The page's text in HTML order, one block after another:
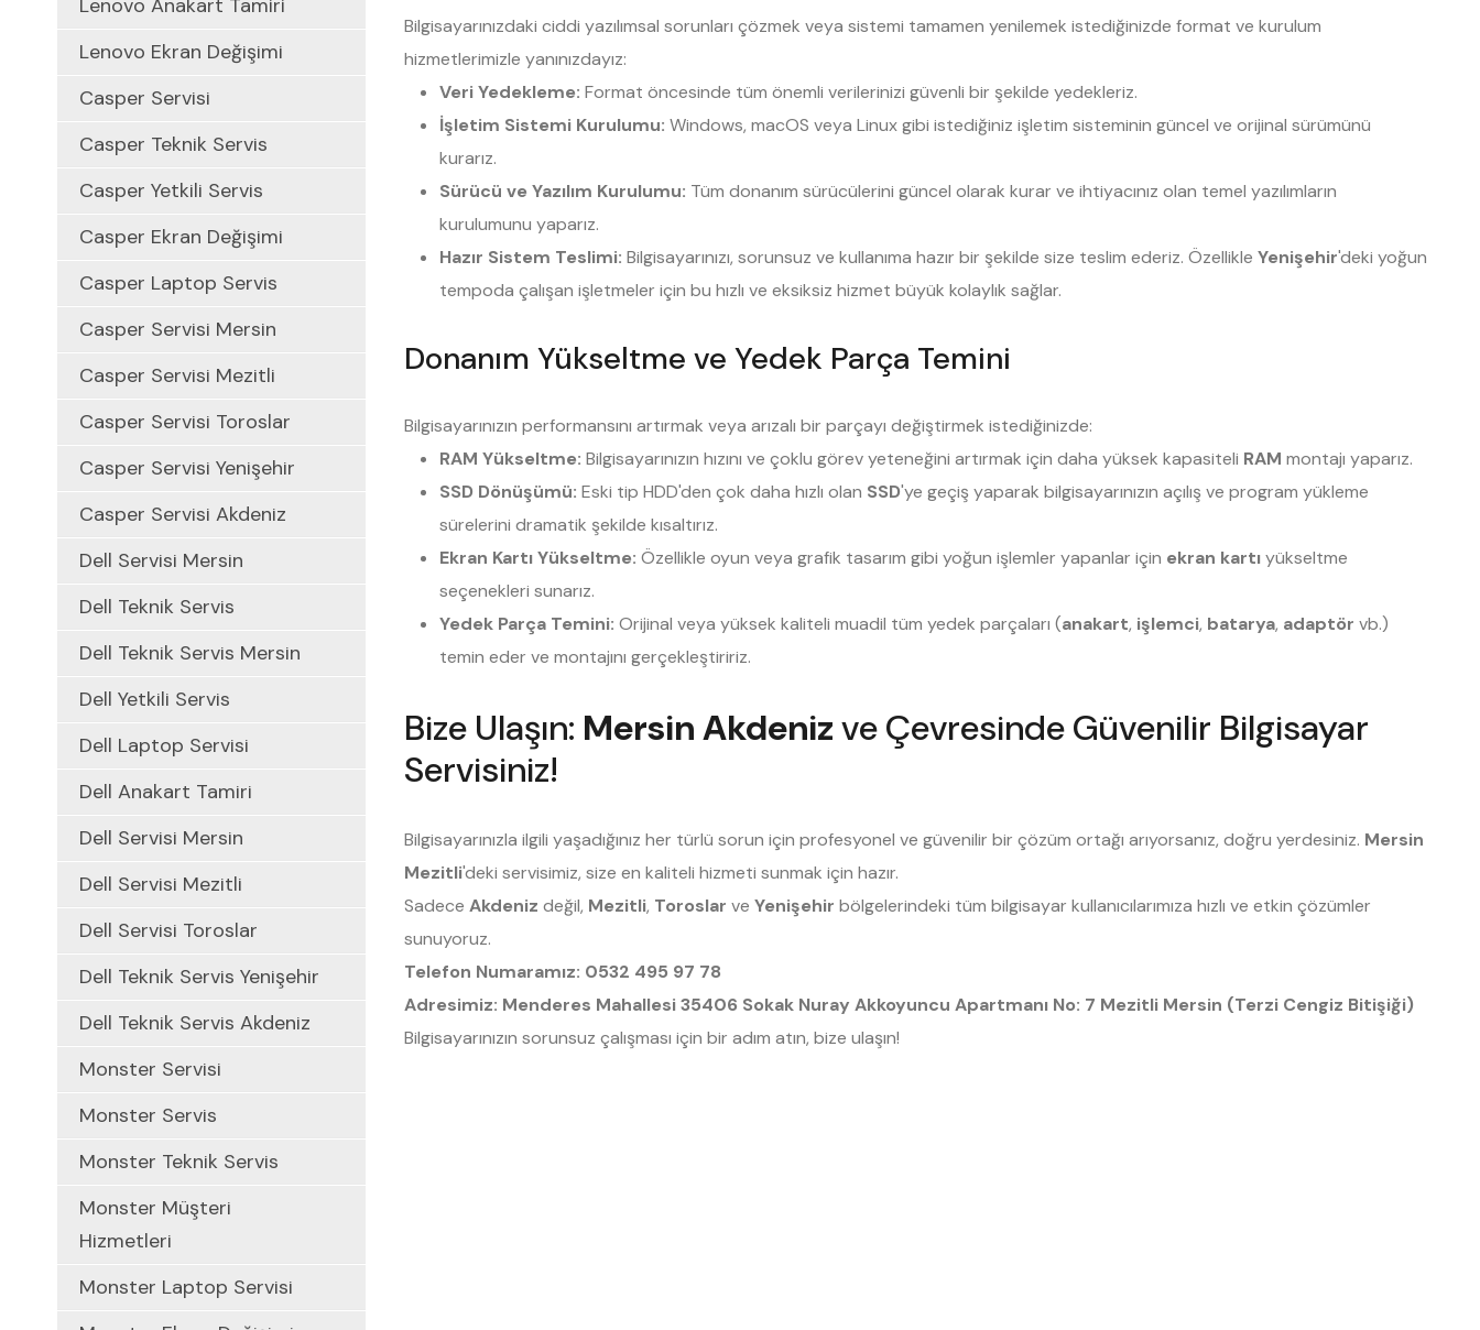
Lenovo Ekran Değişimi
Casper Servisi
Casper Teknik Servis
Casper Yetkili Servis
Casper Ekran Değişimi
Casper Laptop Servis
Casper Servisi Mersin
Casper Servisi Mezitli
Casper Servisi Toroslar
Casper Servisi Yenişehir
Casper Servisi Akdeniz
Dell Servisi Mersin
Dell Teknik Servis
Dell Teknik Servis Mersin
Dell Yetkili Servis
Dell Laptop Servisi
Dell Anakart Tamiri
Dell Servisi Mersin
Dell Servisi Mezitli
Dell Servisi Toroslar
Dell Teknik Servis Yenişehir
Dell Teknik Servis Akdeniz
Monster Servisi
Monster Servis
Monster Teknik Servis
Monster Müşteri
Hizmetleri
Monster Laptop Servisi
Bilgisayarınızdaki ciddi yazılımsal sorunları çözmek veya sistemi tamamen yenilemek istediğinizde format ve kurulum
hizmetlerimizle yanınızdayız:
Veri Yedekleme: Format öncesinde tüm önemli verilerinizi güvenli bir şekilde yedekleriz.
İşletim Sistemi Kurulumu: Windows, macOS veya Linux gibi istediğiniz işletim sisteminin güncel ve orijinal sürümünü
kurarız.
Sürücü ve Yazılım Kurulumu: Tüm donanım sürücülerini güncel olarak kurar ve ihtiyacınız olan temel yazılımların
kurulumunu yaparız.
Hazır Sistem Teslimi: Bilgisayarınızı, sorunsuz ve kullanıma hazır bir şekilde size teslim ederiz. Özellikle Yenişehir'deki yoğun
tempoda çalışan işletmeler için bu hızlı ve eksiksiz hizmet büyük kolaylık sağlar.
Donanım Yükseltme ve Yedek Parça Temini
Bilgisayarınızın performansını artırmak veya arızalı bir parçayı değiştirmek istediğinizde:
RAM Yükseltme: Bilgisayarınızın hızını ve çoklu görev yeteneğini artırmak için daha yüksek kapasiteli RAM montajı yaparız.
SSD Dönüşümü: Eski tip HDD'den çok daha hızlı olan SSD'ye geçiş yaparak bilgisayarınızın açılış ve program yükleme
sürelerini dramatik şekilde kısaltırız.
Ekran Kartı Yükseltme: Özellikle oyun veya grafik tasarım gibi yoğun işlemler yapanlar için ekran kartıyükseltme
seçenekleri sunarız.
Yedek Parça Temini: Orijinal veya yüksek kaliteli muadil tüm yedek parçaları (anakart, işlemci, batarya, adaptör vb.)
temin eder ve montajını gerçekleştiririz.
Bize Ulaşın: Mersin Akdenizve Çevresinde Güvenilir Bilgisayar
Servisiniz!
Bilgisayarınızla ilgili yaşadığınız her türlü sorun için profesyonel ve güvenilir bir çözüm ortağı arıyorsanız, doğru yerdesiniz. Mersin
Mezitli'deki servisimiz, size en kaliteli hizmeti sunmak için hazır.
Sadece Akdeniz değil, Mezitli, Toroslar ve Yenişehir bölgelerindeki tüm bilgisayar kullanıcılarımıza hızlı ve etkin çözümler
sunuyoruz.
Telefon Numaramız: 0532 495 97 78
Adresimiz: Menderes Mahallesi 35406 Sokak Nuray Akkoyuncu Apartmanı No: 7 Mezitli Mersin (Terzi Cengiz Bitişiği)
Bilgisayarınızın sorunsuz çalışması için bir adım atın, bize ulaşın!